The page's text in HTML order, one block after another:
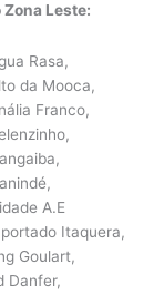
Leste:
Rasa,
da Mooca,
Franco,
A.E
Itaquera,
Goulart,
Danfer,